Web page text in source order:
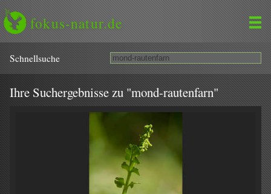
fokus-natur.de
Schnell­suche
Ihre Suchergebnisse zu "mond-rautenfarn"